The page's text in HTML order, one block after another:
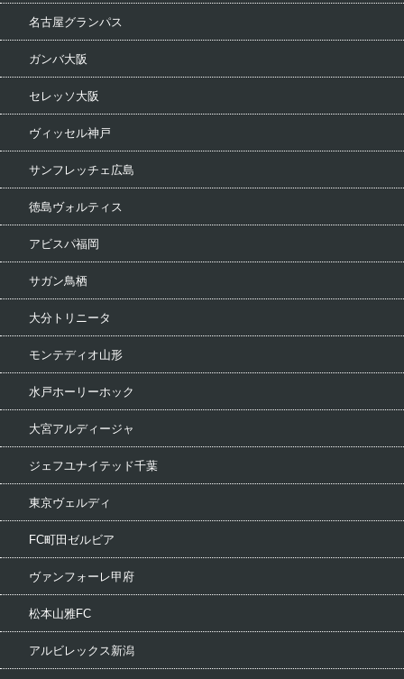
名古屋グランパス
ガンバ大阪
セレッソ大阪
ヴィッセル神戸
サンフレッチェ広島
徳島ヴォルティス
アビスパ福岡
サガン鳥栖
大分トリニータ
モンテディオ山形
水戸ホーリーホック
大宮アルディージャ
ジェフユナイテッド千葉
東京ヴェルディ
FC町田ゼルビア
ヴァンフォーレ甲府
松本山雅FC
アルビレックス新潟